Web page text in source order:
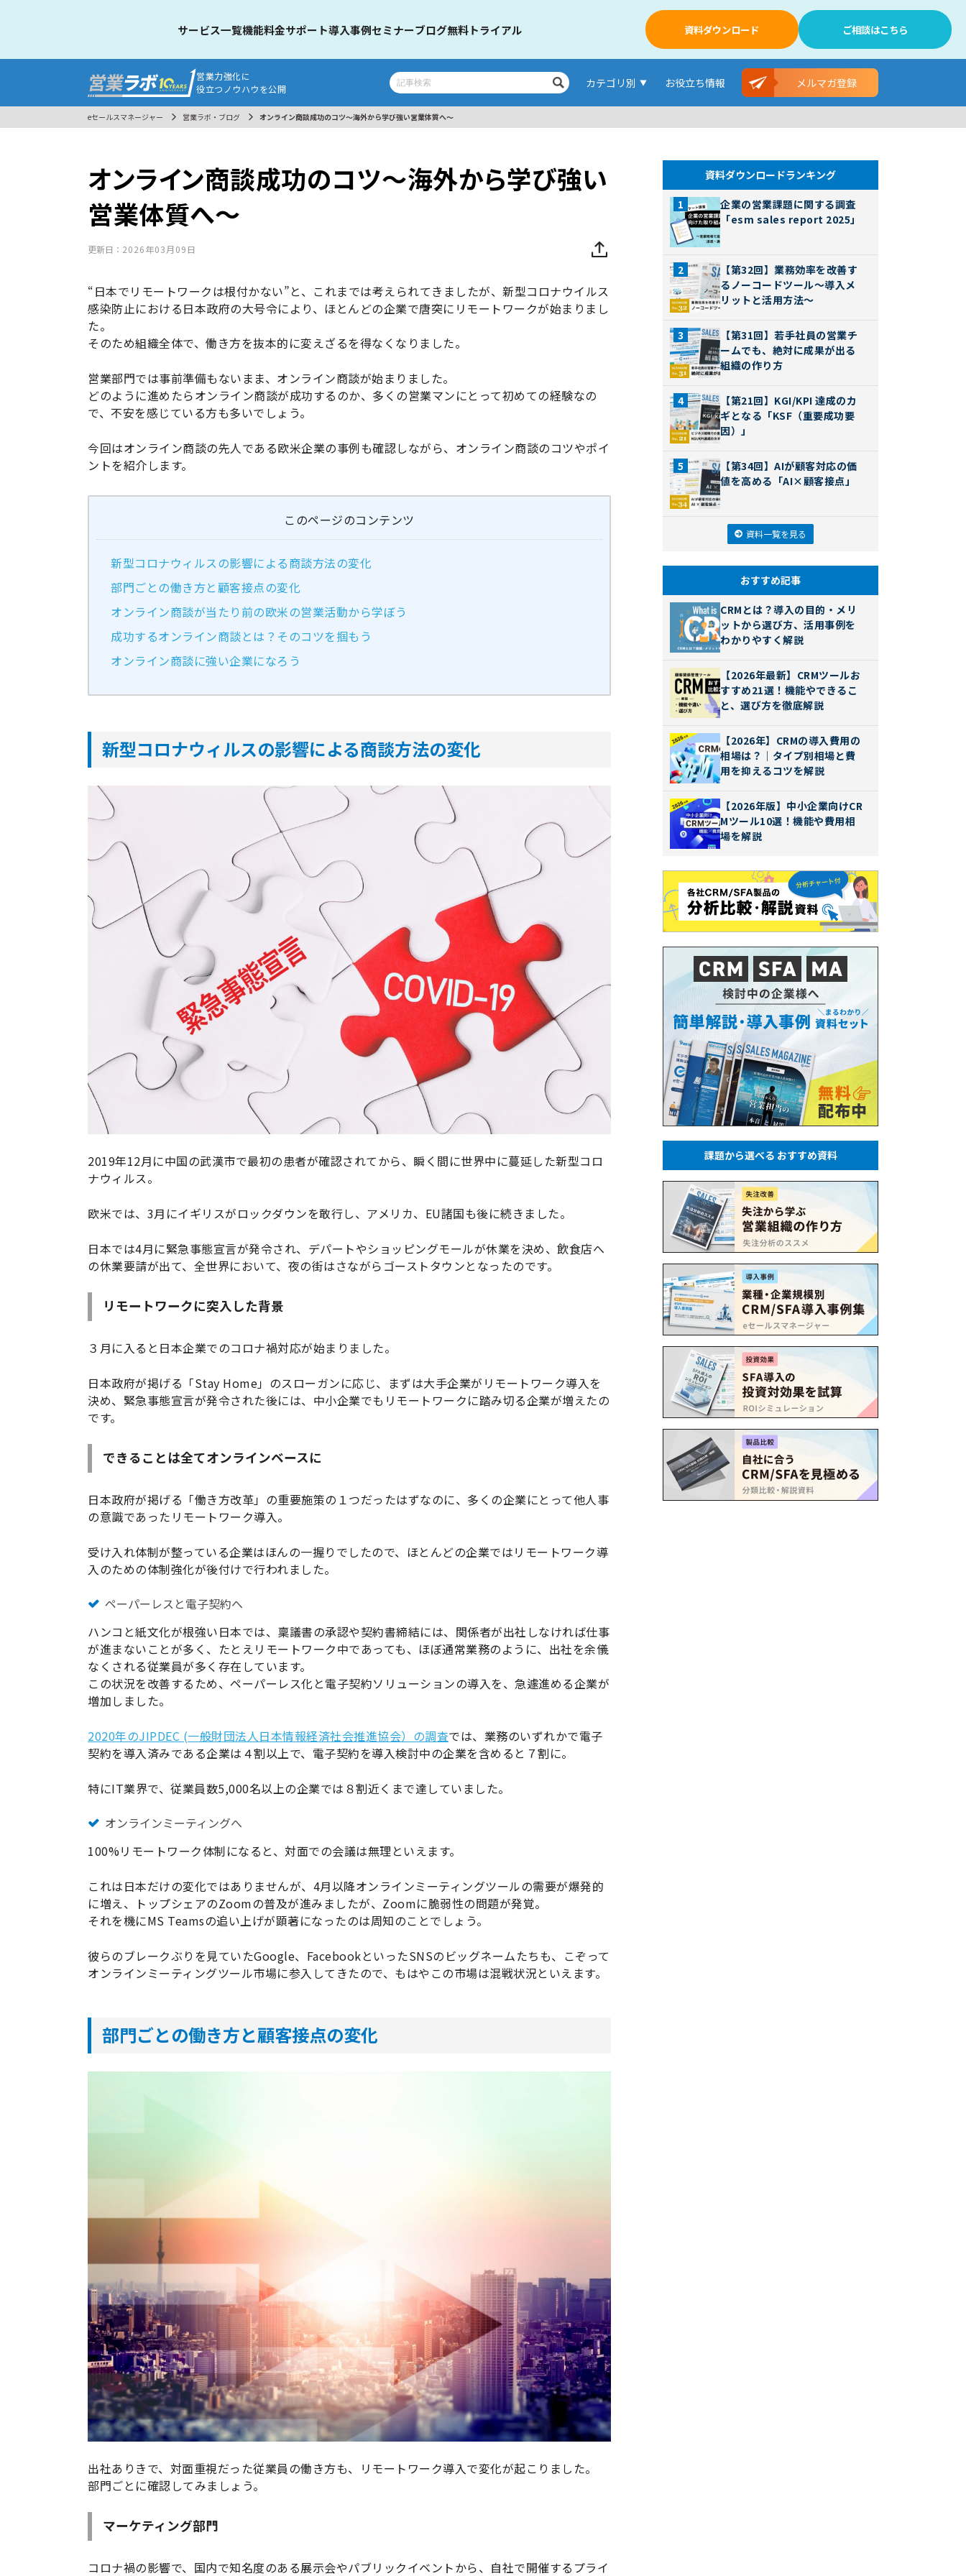
営業力強化に
役立つノウハウを公開
カテゴリ別 お役立ち情報 メルマガ登録
サービス一覧機能料金サポート導入事例セミナーブログ無料トライアル 資料ダウンロード ご相談はこちら
eセールスマネージャー 営業ラボ・ブログ オンライン商談成功のコツ〜海外から学び強い営業体質へ〜
オンライン商談成功のコツ〜海外から学び強い
営業体質へ〜
更新日： 2026年03月09日
“日本でリモートワークは根付かない”と、これまでは考えられてきましたが、新型コロナウイルス
感染防止における日本政府の大号令により、ほとんどの企業で唐突にリモートワークが始まりまし
た。
そのため組織全体で、働き方を抜本的に変えざるを得なくなりました。
営業部門では事前準備もないまま、オンライン商談が始まりました。
どのように進めたらオンライン商談が成功するのか、多くの営業マンにとって初めての経験なの
で、不安を感じている方も多いでしょう。
今回はオンライン商談の先人である欧米企業の事例も確認しながら、オンライン商談のコツやポイ
ントを紹介します。
このページのコンテンツ
新型コロナウィルスの影響による商談方法の変化
部門ごとの働き方と顧客接点の変化
オンライン商談が当たり前の欧米の営業活動から学ぼう
成功するオンライン商談とは？そのコツを掴もう
オンライン商談に強い企業になろう
新型コロナウィルスの影響による商談方法の変化
2019年12月に中国の武漢市で最初の患者が確認されてから、瞬く間に世界中に蔓延した新型コロ
ナウィルス。
欧米では、3月にイギリスがロックダウンを敢行し、アメリカ、EU諸国も後に続きました。
日本では4月に緊急事態宣言が発令され、デパートやショッピングモールが休業を決め、飲食店へ
の休業要請が出て、全世界において、夜の街はさながらゴーストタウンとなったのです。
リモートワークに突入した背景
３月に入ると日本企業でのコロナ禍対応が始まりました。
日本政府が掲げる「Stay Home」のスローガンに応じ、まずは大手企業がリモートワーク導入を
決め、緊急事態宣言が発令された後には、中小企業でもリモートワークに踏み切る企業が増えたの
です。
できることは全てオンラインベースに
日本政府が掲げる「働き方改革」の重要施策の１つだったはずなのに、多くの企業にとって他人事
の意識であったリモートワーク導入。
受け入れ体制が整っている企業はほんの一握りでしたので、ほとんどの企業ではリモートワーク導
入のための体制強化が後付けで行われました。
ペーパーレスと電子契約へ
ハンコと紙文化が根強い日本では、稟議書の承認や契約書締結には、関係者が出社しなければ仕事
が進まないことが多く、たとえリモートワーク中であっても、ほぼ通常業務のように、出社を余儀
なくされる従業員が多く存在しています。
この状況を改善するため、ペーパーレス化と電子契約ソリューションの導入を、急遽進める企業が
増加しました。
2020年のJIPDEC (一般財団法人日本情報経済社会推進協会）の調査では、業務のいずれかで電子
契約を導入済みである企業は４割以上で、電子契約を導入検討中の企業を含めると７割に。
特にIT業界で、従業員数5,000名以上の企業では８割近くまで達していました。
オンラインミーティングへ
100%リモートワーク体制になると、対面での会議は無理といえます。
これは日本だけの変化ではありませんが、4月以降オンラインミーティングツールの需要が爆発的
に増え、トップシェアのZoomの普及が進みましたが、Zoomに脆弱性の問題が発覚。
それを機にMS Teamsの追い上げが顕著になったのは周知のことでしょう。
彼らのブレークぶりを見ていたGoogle、FacebookといったSNSのビッグネームたちも、こぞって
オンラインミーティングツール市場に参入してきたので、もはやこの市場は混戦状況といえます。
部門ごとの働き方と顧客接点の変化
出社ありきで、対面重視だった従業員の働き方も、リモートワーク導入で変化が起こりました。
部門ごとに確認してみましょう。
マーケティング部門
コロナ禍の影響で、国内で知名度のある展示会やパブリックイベントから、自社で開催するプライ
資料ダウンロードランキング
企業の営業課題に関する調査
「esm sales report 2025」
【第32回】業務効率を改善す
るノーコードツール～導入メ
リットと活用方法～
【第31回】若手社員の営業チ
ームでも、絶対に成果が出る
組織の作り方
【第21回】KGI/KPI 達成のカ
ギとなる「KSF（重要成功要
因）」
【第34回】AIが顧客対応の価
値を高める「AI×顧客接点」
資料一覧を見る
おすすめ記事
CRMとは？導入の目的・メリ
ットから選び方、活用事例を
わかりやすく解説
【2026年最新】CRMツールお
すすめ21選！機能やできるこ
と、選び方を徹底解説
【2026年】CRMの導入費用の
相場は？｜タイプ別相場と費
用を抑えるコツを解説
【2026年版】中小企業向けCR
Mツール10選！機能や費用相
場を解説
課題から選べる おすすめ資料